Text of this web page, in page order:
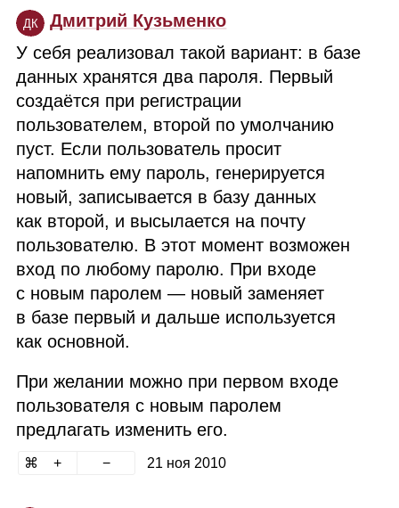
ДК
Дмитрий Кузьменко
У себя реализовал такой вариант: в базе
данных хранятся два пароля. Первый
создаётся при регистрации
пользователем, второй по умолчанию
пуст. Если пользователь просит
напомнить ему пароль, генерируется
новый, записывается в базу данных
как второй, и высылается на почту
пользователю. В этот момент возможен
вход по любому паролю. При входе
с новым паролем — новый заменяет
в базе первый и дальше используется
как основной.
При желании можно при первом входе
пользователя с новым паролем
предлагать изменить его.
21 ноя 2010